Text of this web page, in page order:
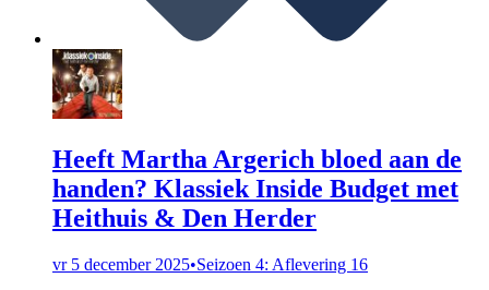
Heeft Martha Argerich bloed aan de
handen? Klassiek Inside Budget met
Heithuis & Den Herder
vr 5 december 2025•Seizoen 4: Aflevering 16